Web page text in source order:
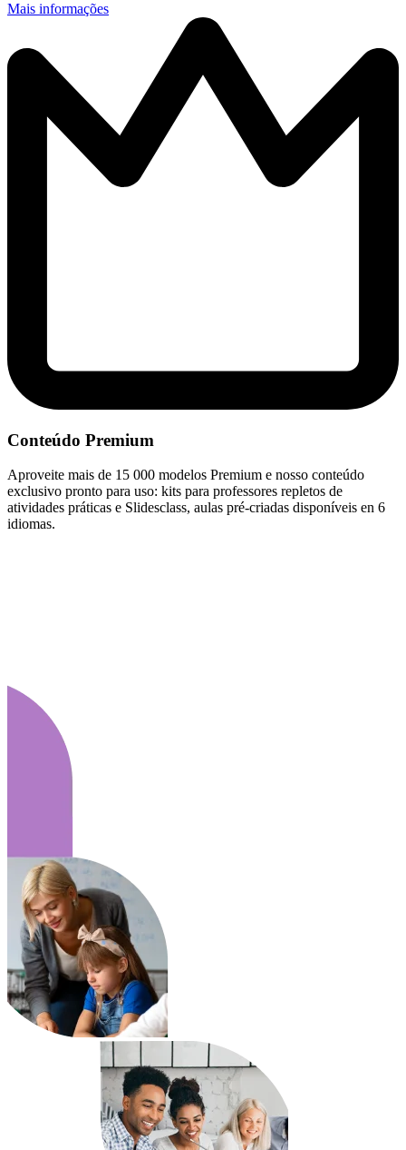
Mais informações
Conteúdo Premium
Aproveite mais de 15 000 modelos Premium e nosso conteúdo
exclusivo pronto para uso: kits para professores repletos de
atividades práticas e Slidesclass, aulas pré-criadas disponíveis en 6
idiomas.